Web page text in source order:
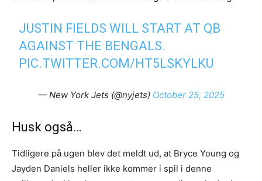
JUSTIN FIELDS WILL START AT QB
AGAINST THE BENGALS.
PIC.TWITTER.COM/HT5LSKYLKU
— New York Jets (@nyjets) October 25, 2025
Husk også…
Tidligere på ugen blev det meldt ud, at Bryce Young og
Jayden Daniels heller ikke kommer i spil i denne